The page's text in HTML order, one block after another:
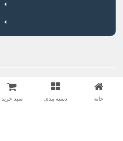
خانه دسته بندی سبد خرید